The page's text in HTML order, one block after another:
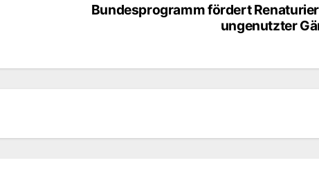
Bundesprogramm fördert
ungenutzter